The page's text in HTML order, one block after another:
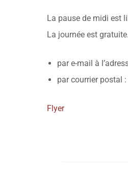
La pause de midi est
La journée est
par e-mail à
par courrier postal
Flyer